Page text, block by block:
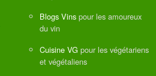
Blogs Vins pour les amoureux
du vin
Cuisine VG pour les végétariens
et végétaliens